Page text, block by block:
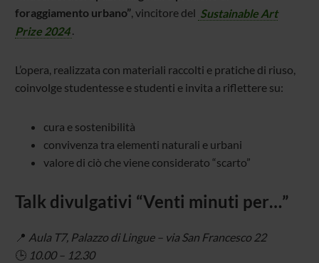
foraggiamento urbano”, vincitore del Sustainable Art
Prize 2024 .
L’opera, realizzata con materiali raccolti e pratiche di riuso,
coinvolge studentesse e studenti e invita a riflettere su:
cura e sostenibilità
convivenza tra elementi naturali e urbani
valore di ciò che viene considerato “scarto”
Talk divulgativi “Venti minuti per…”
📍 Aula T7, Palazzo di Lingue – via San Francesco 22
🕒 10.00 – 12.30